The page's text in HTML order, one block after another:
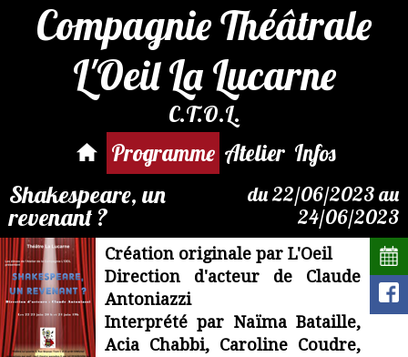
Compagnie Théâtrale
L'Oeil La Lucarne
C.T.O.L.
Programme Atelier Infos
Shakespeare, un
revenant ?
du 22/06/2023 au
24/06/2023
reservation@compagnie-
loeil.fr
Création originale par L'Oeil
Direction d'acteur de Claude
Antoniazzi
Interprété par Naïma Bataille,
Acia Chabbi, Caroline Coudre,